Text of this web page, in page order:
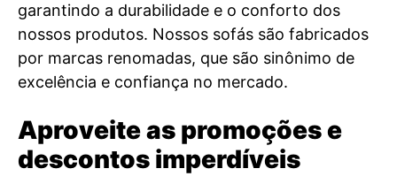
garantindo a durabilidade e o conforto dos
nossos produtos. Nossos sofás são fabricados
por marcas renomadas, que são sinônimo de
excelência e confiança no mercado.
Aproveite as promoções e
descontos imperdíveis